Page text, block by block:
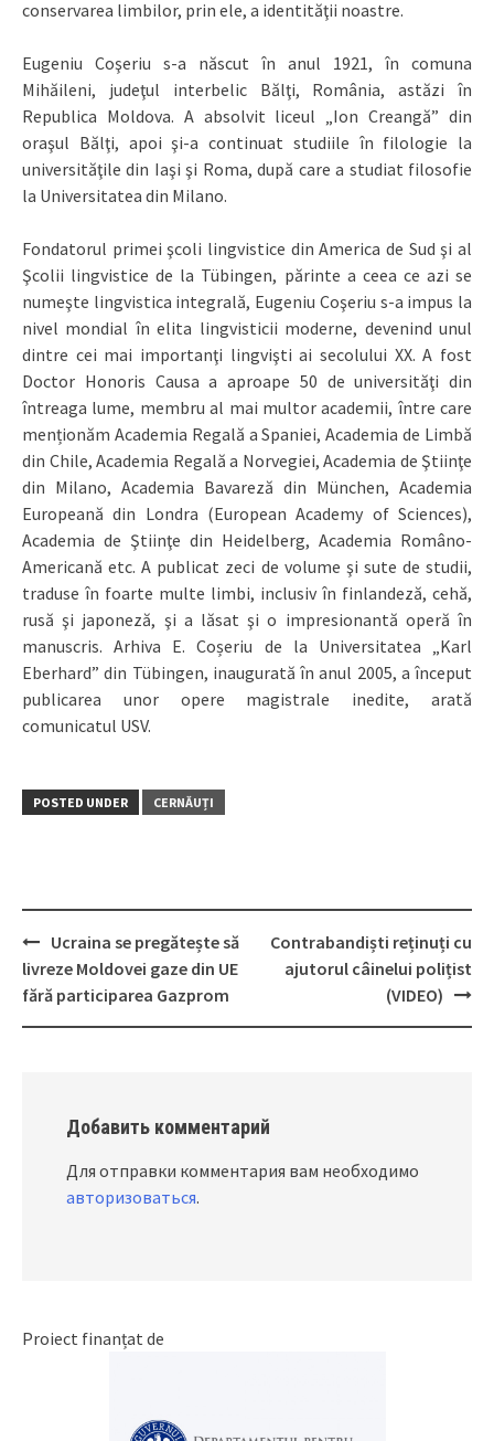
conservarea limbilor, prin ele, a identităţii noastre.
Eugeniu Coşeriu s-a născut în anul 1921, în comuna
Mihăileni, judeţul interbelic Bălţi, România, astăzi în
Republica Moldova. A absolvit liceul „Ion Creangă” din
oraşul Bălţi, apoi şi-a continuat studiile în filologie la
universităţile din Iaşi şi Roma, după care a studiat filosofie
la Universitatea din Milano.
Fondatorul primei şcoli lingvistice din America de Sud şi al
Şcolii lingvistice de la Tübingen, părinte a ceea ce azi se
numeşte lingvistica integrală, Eugeniu Coşeriu s-a impus la
nivel mondial în elita lingvisticii moderne, devenind unul
dintre cei mai importanţi lingvişti ai secolului XX. A fost
Doctor Honoris Causa a aproape 50 de universităţi din
întreaga lume, membru al mai multor academii, între care
menționăm Academia Regală a Spaniei, Academia de Limbă
din Chile, Academia Regală a Norvegiei, Academia de Ştiinţe
din Milano, Academia Bavareză din München, Academia
Europeană din Londra (European Academy of Sciences),
Academia de Ştiinţe din Heidelberg, Academia Româno-
Americană etc. A publicat zeci de volume şi sute de studii,
traduse în foarte multe limbi, inclusiv în finlandeză, cehă,
rusă şi japoneză, şi a lăsat şi o impresionantă operă în
manuscris. Arhiva E. Coșeriu de la Universitatea „Karl
Eberhard” din Tübingen, inaugurată în anul 2005, a început
publicarea unor opere magistrale inedite, arată
comunicatul USV.
POSTED UNDER CERNĂUȚI
Post
navigation
Ucraina se pregătește să
livreze Moldovei gaze din UE
fără participarea Gazprom
Contrabandiști reținuți cu
ajutorul câinelui polițist
(VIDEO)
Добавить комментарий
Для отправки комментария вам необходимо
авторизоваться.
Proiect finanțat de